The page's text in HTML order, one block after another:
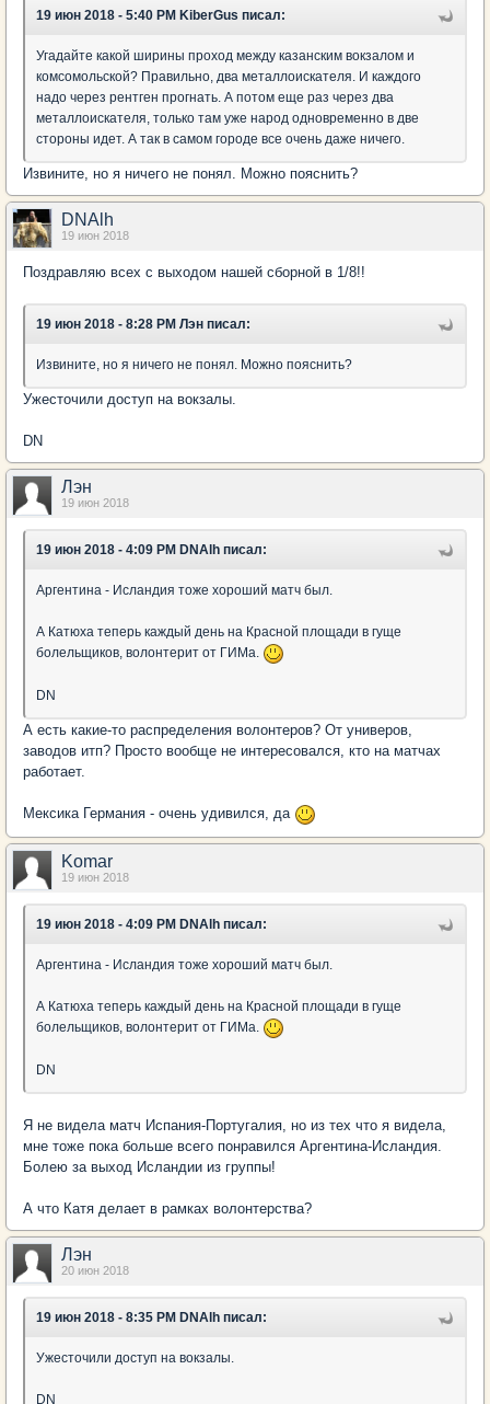
19 июн 2018 - 5:40 PM KiberGus писал:
Угадайте какой ширины проход между казанским вокзалом и
комсомольской? Правильно, два металлоискателя. И каждого
надо через рентген прогнать. А потом еще раз через два
металлоискателя, только там уже народ одновременно в две
стороны идет. А так в самом городе все очень даже ничего.
Извините, но я ничего не понял. Можно пояснить?
DNAlh
19 июн 2018
Поздравляю всех с выходом нашей сборной в 1/8!!
19 июн 2018 - 8:28 PM Лэн писал:
Извините, но я ничего не понял. Можно пояснить?
Ужесточили доступ на вокзалы.
DN
Лэн
19 июн 2018
19 июн 2018 - 4:09 PM DNAlh писал:
Аргентина - Исландия тоже хороший матч был.
А Катюха теперь каждый день на Красной площади в гуще
болельщиков, волонтерит от ГИМа.
DN
А есть какие-то распределения волонтеров? От универов,
заводов итп? Просто вообще не интересовался, кто на матчах
работает.
Мексика Германия - очень удивился, да
Komar
19 июн 2018
19 июн 2018 - 4:09 PM DNAlh писал:
Аргентина - Исландия тоже хороший матч был.
А Катюха теперь каждый день на Красной площади в гуще
болельщиков, волонтерит от ГИМа.
DN
Я не видела матч Испания-Португалия, но из тех что я видела,
мне тоже пока больше всего понравился Аргентина-Исландия.
Болею за выход Исландии из группы!
А что Катя делает в рамках волонтерства?
Лэн
20 июн 2018
19 июн 2018 - 8:35 PM DNAlh писал:
Ужесточили доступ на вокзалы.
DN